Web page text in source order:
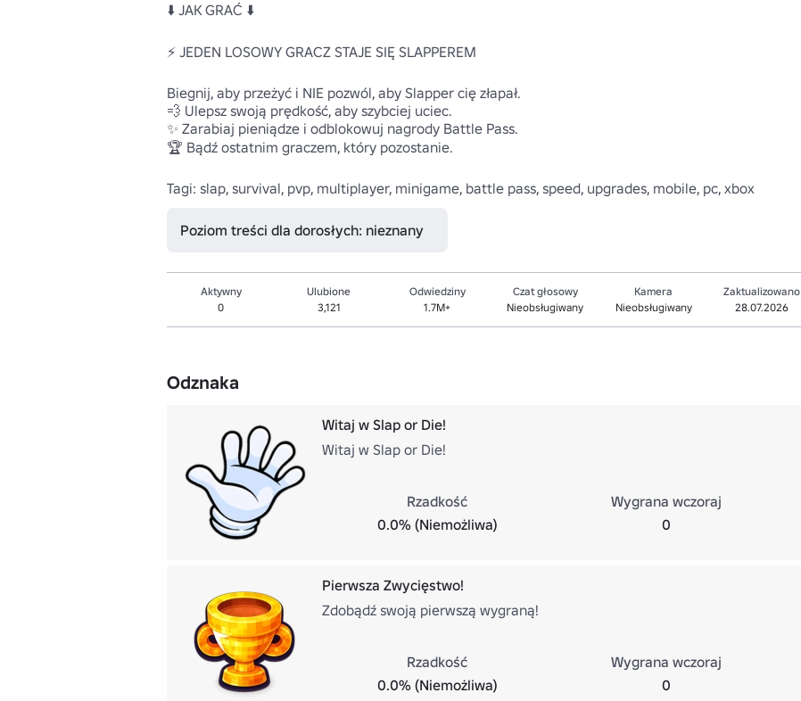
⬇️ JAK GRAĆ ⬇️
⚡ JEDEN LOSOWY GRACZ STAJE SIĘ SLAPPEREM
Biegnij, aby przeżyć i NIE pozwól, aby Slapper cię złapał.
💨 Ulepsz swoją prędkość, aby szybciej uciec.
✨ Zarabiaj pieniądze i odblokowuj nagrody Battle Pass.
🏆 Bądź ostatnim graczem, który pozostanie.
Tagi: slap, survival, pvp, multiplayer, minigame, battle pass, speed, upgrades, mobile, pc, xbox
Poziom treści dla dorosłych: nieznany
Aktywny
0
Ulubione
3,121
Odwiedziny
1.7M+
Czat głosowy
Nieobsługiwany
Kamera
Nieobsługiwany
Zaktualizowano
28.07.2026
Odznaka
Witaj w Slap or Die!
Witaj w Slap or Die!
Rzadkość
0.0% (Niemożliwa)
Wygrana wczoraj
0
Pierwsza Zwycięstwo!
Zdobądź swoją pierwszą wygraną!
Rzadkość
0.0% (Niemożliwa)
Wygrana wczoraj
0